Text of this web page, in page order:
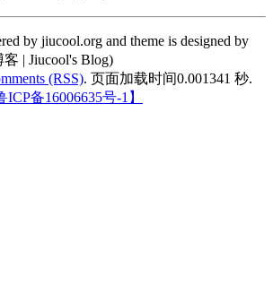
by jiucool.org and theme is designed by
| Jiucool's Blog)
(RSS). 页面加载时间0.001341 秒.
ICP备16006635号-1】